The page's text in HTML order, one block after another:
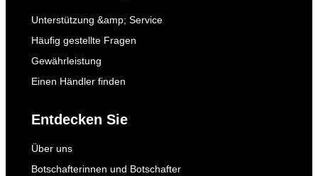
Unterstützung &amp; Service
Häufig gestellte Fragen
Gewährleistung
Einen Händler finden
Entdecken Sie
Über uns
Botschafterinnen und Botschafter